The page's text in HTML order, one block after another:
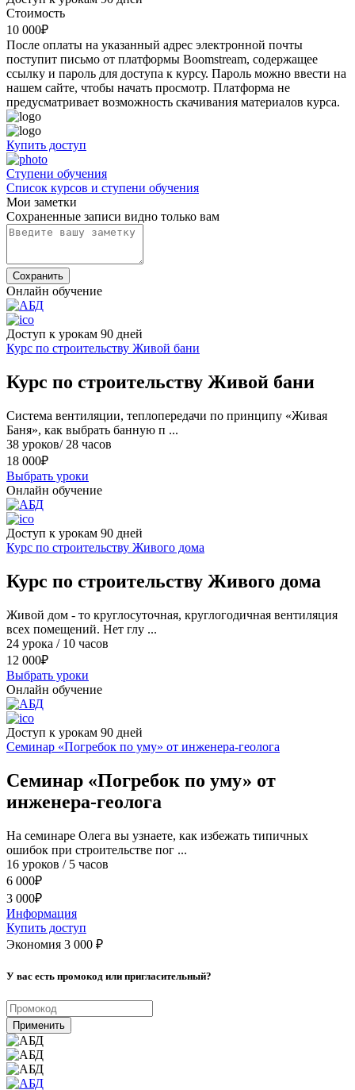
Стоимость
10 000₽
После оплаты на указанный адрес электронной почты
поступит письмо от платформы Boomstream, содержащее
ссылку и пароль для доступа к курсу. Пароль можно ввести на
нашем сайте, чтобы начать просмотр. Платформа не
предусматривает возможность скачивания материалов курса.
Купить доступ
Cтупени обучения
Список курсов и ступени обучения
Мои заметки
Сохраненные записи видно только вам
Сохранить
Онлайн обучение
Доступ к урокам 90 дней
Курс по строительству Живой бани
Курс по строительству Живой бани
Cистема вентиляции, теплопередачи по принципу «Живая
Баня», как выбрать банную п ...
38 уроков/ 28 часов
18 000₽
Выбрать уроки
Онлайн обучение
Доступ к урокам 90 дней
Курс по строительству Живого дома
Курс по строительству Живого дома
Живой дом - то круглосуточная, круглогодичная вентиляция
всех помещений. Нет глу ...
24 урока / 10 часов
12 000₽
Выбрать уроки
Онлайн обучение
Доступ к урокам 90 дней
Семинар «Погребок по уму» от инженера-геолога
Семинар «Погребок по уму» от
инженера-геолога
На cеминаре Олега вы узнаете, как избежать типичных
ошибок при строительстве пог ...
16 уроков / 5 часов
6 000₽
3 000₽
Информация
Купить доступ
Экономия 3 000 ₽
У вас есть промокод или пригласительный?
Применить